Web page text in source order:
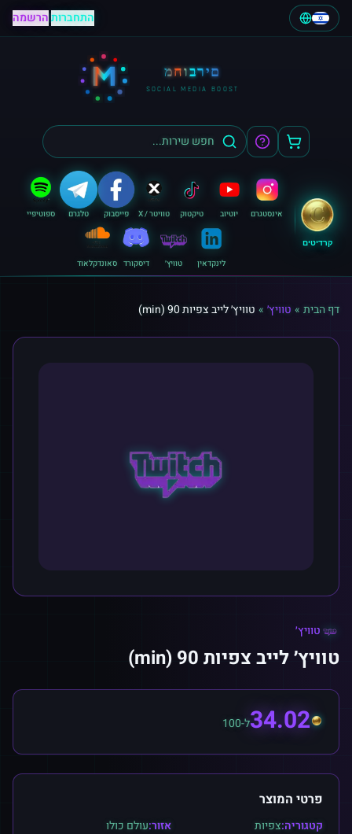
התחברות|הרשמה
M מחוברים
SOCIAL MEDIA BOOST
קרדיטים
אינסטגרם יוטיוב טיקטוק טוויטר / X פייסבוק טלגרם ספוטיפיי
לינקדאין טוויץ׳ דיסקורד סאונדקלאוד
דף הבית » טוויץ׳ » טוויץ׳ לייב צפיות 90 (min)
טוויץ׳
טוויץ׳ לייב צפיות 90 (min)
34.02ל-100
פרטי המוצר
קטגוריה:צפיות אזור:עולם כולו